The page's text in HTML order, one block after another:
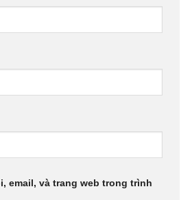
email, và trang web trong trình